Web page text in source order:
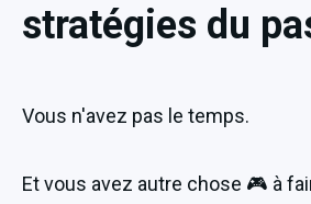
stratégies du
Vous n'avez pas le temps.
Et vous avez autre chose 🎮 à